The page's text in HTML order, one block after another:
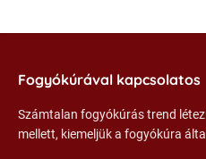
Fogyókúrával kapcsolatos
Számtalan fogyókúrás trend
mellett, kiemeljük a fogyókúra